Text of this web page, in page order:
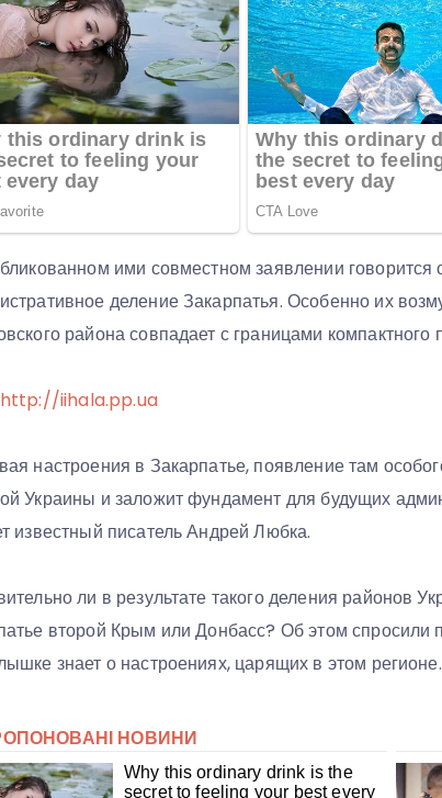
ими совместном заявлении говорится
деление Закарпатья. Особенно их
района совпадает с границами компактного
http://iihala.pp.ua
настроения в Закарпатье, появление там
Украины и заложит фундамент для будущих
известный писатель Андрей Любка.
ли в результате такого деления районов
второй Крым или Донбасс? Об этом спросили
знает о настроениях, царящих в этом регионе.